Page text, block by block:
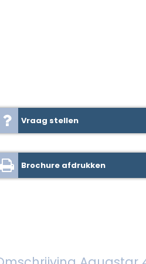
Vraag stellen
Brochure afdrukken